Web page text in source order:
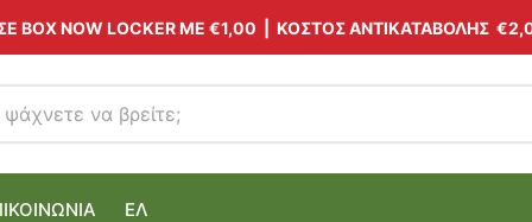
NOW LOCKER ΜΕ €1,00 | ΚΟΣΤΟΣ ΑΝΤΙΚΑΤΑΒΟΛΗΣ
ΕΛ